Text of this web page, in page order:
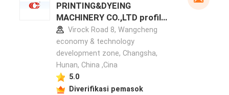
PRINTING&DYEING
MACHINERY CO.,LTD profil
pabrikan
Virock Road 8, Wangcheng
economy & technology
development zone, Changsha,
Hunan, China ,Cina
5.0
Diverifikasi pemasok